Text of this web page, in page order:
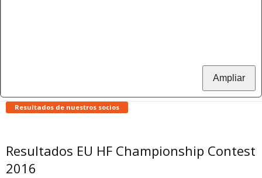
Ampliar
Resultados de nuestros socios
Resultados EU HF Championship Contest
2016